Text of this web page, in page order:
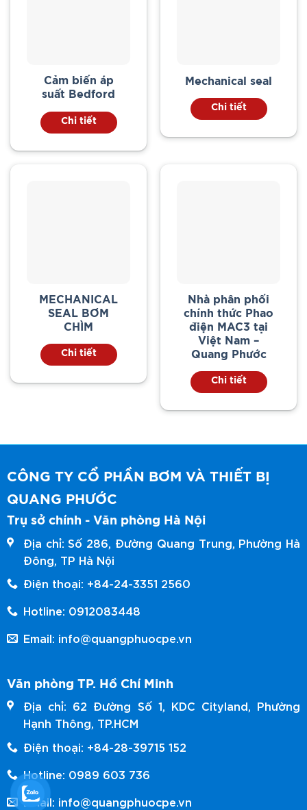
Cảm biến áp
suất Bedford
Chi tiết
Mechanical seal
Chi tiết
MECHANICAL
SEAL BƠM
CHÌM
Chi tiết
Nhà phân phối
chính thức Phao
điện MAC3 tại
Việt Nam –
Quang Phước
Chi tiết
CÔNG TY CỔ PHẦN BƠM VÀ THIẾT BỊ
QUANG PHƯỚC
Trụ sở chính - Văn phòng Hà Nội
Địa chỉ: Số 286, Đường Quang Trung, Phường Hà
Đông, TP Hà Nội
Điện thoại: +84-24-3351 2560
Hotline: 0912083448
Email: info@quangphuocpe.vn
Văn phòng TP. Hồ Chí Minh
Địa chỉ: 62 Đường Số 1, KDC Cityland, Phường
Hạnh Thông, TP.HCM
Điện thoại: +84-28-39715 152
Hotline: 0989 603 736
Email: info@quangphuocpe.vn